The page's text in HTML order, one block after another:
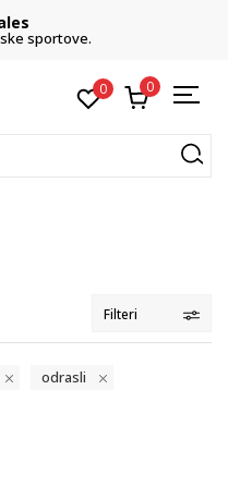
sportove.
0 0
Filteri
odrasli